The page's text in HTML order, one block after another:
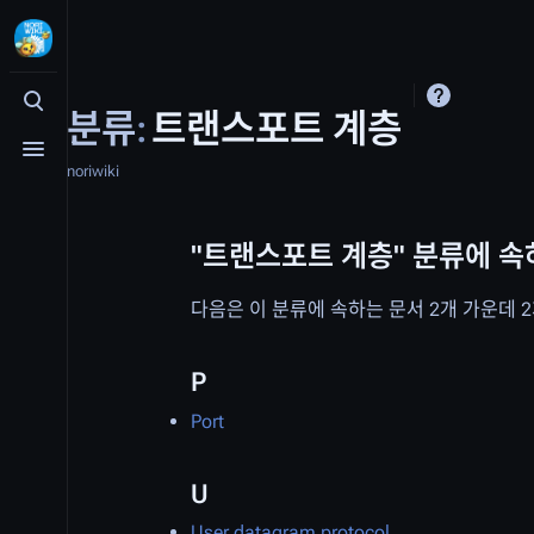
검색 여닫기
메뉴 여닫기
분류:트랜스포트 계층
noriwiki
"트랜스포트 계층" 분류에 속
다음은 이 분류에 속하는 문서 2개 가운데
P
Port
U